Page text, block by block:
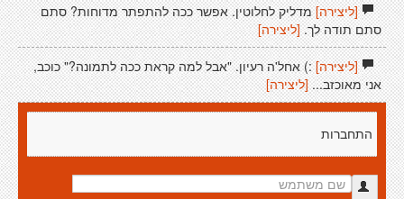
[ליצירה]מדליק לחלוטין. אפשר ככה להתפתר מדוחות? סתם
סתם תודה לך. [ליצירה]
[ליצירה]:) אחל'ה רעיון. "אבל למה קראת ככה לתמונה?" כוכב,
אני מאוכזב... [ליצירה]
התחברות